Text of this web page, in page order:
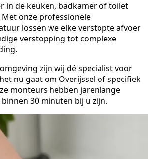
in de keuken, badkamer of toilet
onze professionele
lossen we elke verstopte afvoer
verstopping tot complexe
zijn wij dé specialist voor
nu gaat om Overijssel of specifiek
monteurs hebben jarenlange
30 minuten bij u zijn.